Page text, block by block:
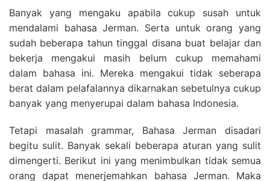
Banyak yang mengaku apabila cukup susah untuk
mendalami bahasa Jerman. Serta untuk orang yang
sudah beberapa tahun tinggal disana buat belajar dan
bekerja mengakui masih belum cukup memahami
dalam bahasa ini. Mereka mengakui tidak seberapa
berat dalam pelafalannya dikarnakan sebetulnya cukup
banyak yang menyerupai dalam bahasa Indonesia.
Tetapi masalah grammar, Bahasa Jerman disadari
begitu sulit. Banyak sekali beberapa aturan yang sulit
dimengerti. Berikut ini yang menimbulkan tidak semua
orang dapat menerjemahkan bahasa Jerman. Maka